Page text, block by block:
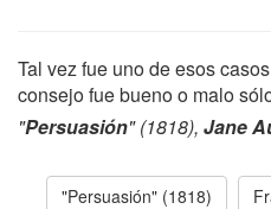
Tal vez fue uno de esos
consejo fue bueno o malo
"Persuasión" (1818), Jane
"Persuasión" (1818)